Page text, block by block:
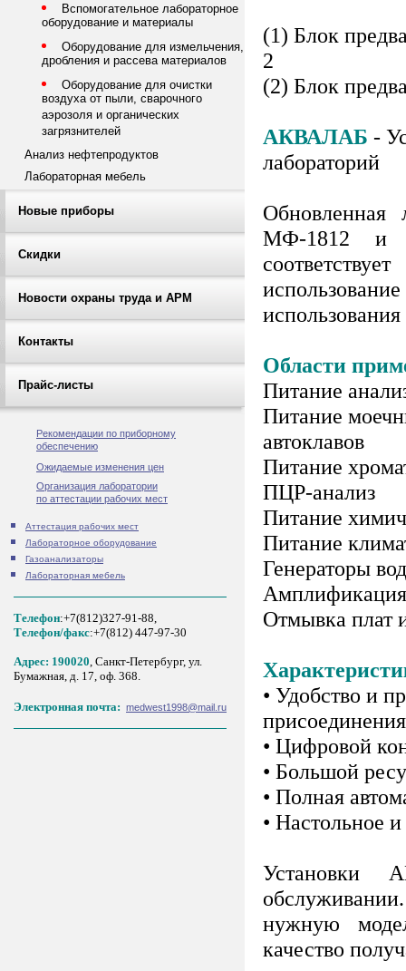
Вспомогательное лабораторное
оборудование и материалы
Оборудование для измельчения,
дробления и рассева материалов
Оборудование для очистки
воздуха от пыли, сварочного
аэрозоля и органических
загрязнителей
Анализ нефтепродуктов
Лабораторная мебель
Новые приборы
Скидки
Новости охраны труда и АРМ
Контакты
Прайс-листы
Рекомендации по приборному
обеспечению
Ожидаемые изменения цен
Организация лаборатории
по аттестации рабочих мест
Аттестация рабочих мест
Лабораторное оборудование
Газоанализаторы
Лабораторная мебель
Телефон:+7(812)327-91-88,
Tелефон/факс:+7(812) 447-97-30
Адрес: 190020, Санкт-Петербург, ул.
Бумажная, д. 17, оф. 368.
Электронная почта: medwest1998@mail.ru
(1) Блок
2
(2) Блок
АКВАЛАБ -
лабораторий
Обновленная
МФ-1812 и
Области
Питание
Питание
автоклавов
Питание
ПЦР-анализ
Питание
Питание
Генераторы
Отмывка плат
• Удобство и
• Цифровой
• Большой
• Полная
• Настольное
Установки
нужную
качество